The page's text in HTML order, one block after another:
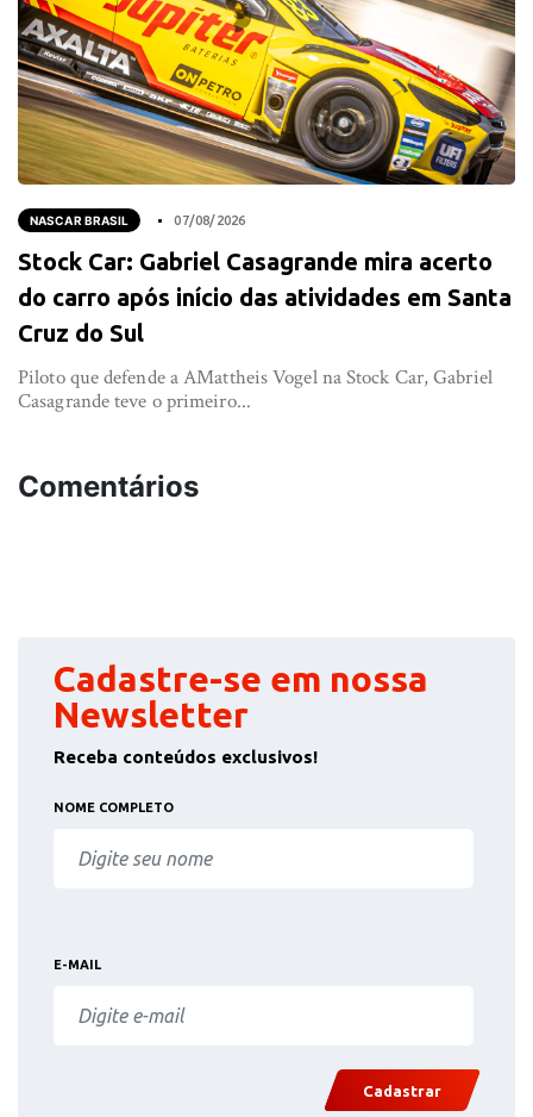
NASCAR BRASIL 07/08/2026
Stock Car: Gabriel Casagrande mira acerto
do carro após início das atividades em Santa
Cruz do Sul
Piloto que defende a AMattheis Vogel na Stock Car, Gabriel
Casagrande teve o primeiro...
Comentários
Cadastre-se em nossa
Newsletter
Receba conteúdos exclusivos!
NOME COMPLETO
E-MAIL
Cadastrar